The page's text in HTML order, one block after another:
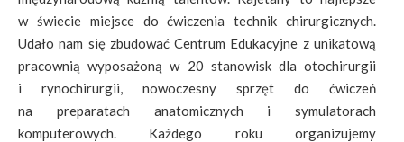
w świecie miejsce do ćwiczenia technik chirurgicznych.
Udało nam się zbudować Centrum Edukacyjne z unikatową
pracownią wyposażoną w 20 stanowisk dla otochirurgii
i rynochirurgii, nowoczesny sprzęt do ćwiczeń
na preparatach anatomicznych i symulatorach
komputerowych. Każdego roku organizujemy